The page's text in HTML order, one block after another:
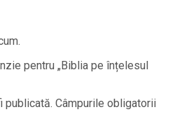
pentru „Biblia pe înțelesul
publicată. Câmpurile obligatorii